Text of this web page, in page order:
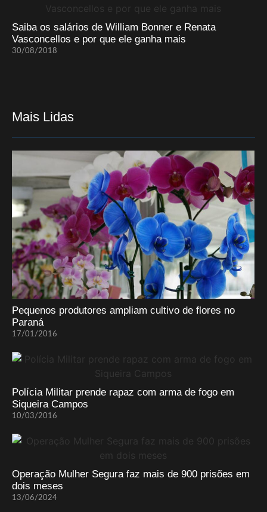
Saiba os salários de William Bonner e Renata
Vasconcellos e por que ele ganha mais
30/08/2018
Mais Lidas
Pequenos produtores ampliam cultivo de flores no
Paraná
17/01/2016
Polícia Militar prende rapaz com arma de fogo em
Siqueira Campos
10/03/2016
Operação Mulher Segura faz mais de 900 prisões em
dois meses
13/06/2024